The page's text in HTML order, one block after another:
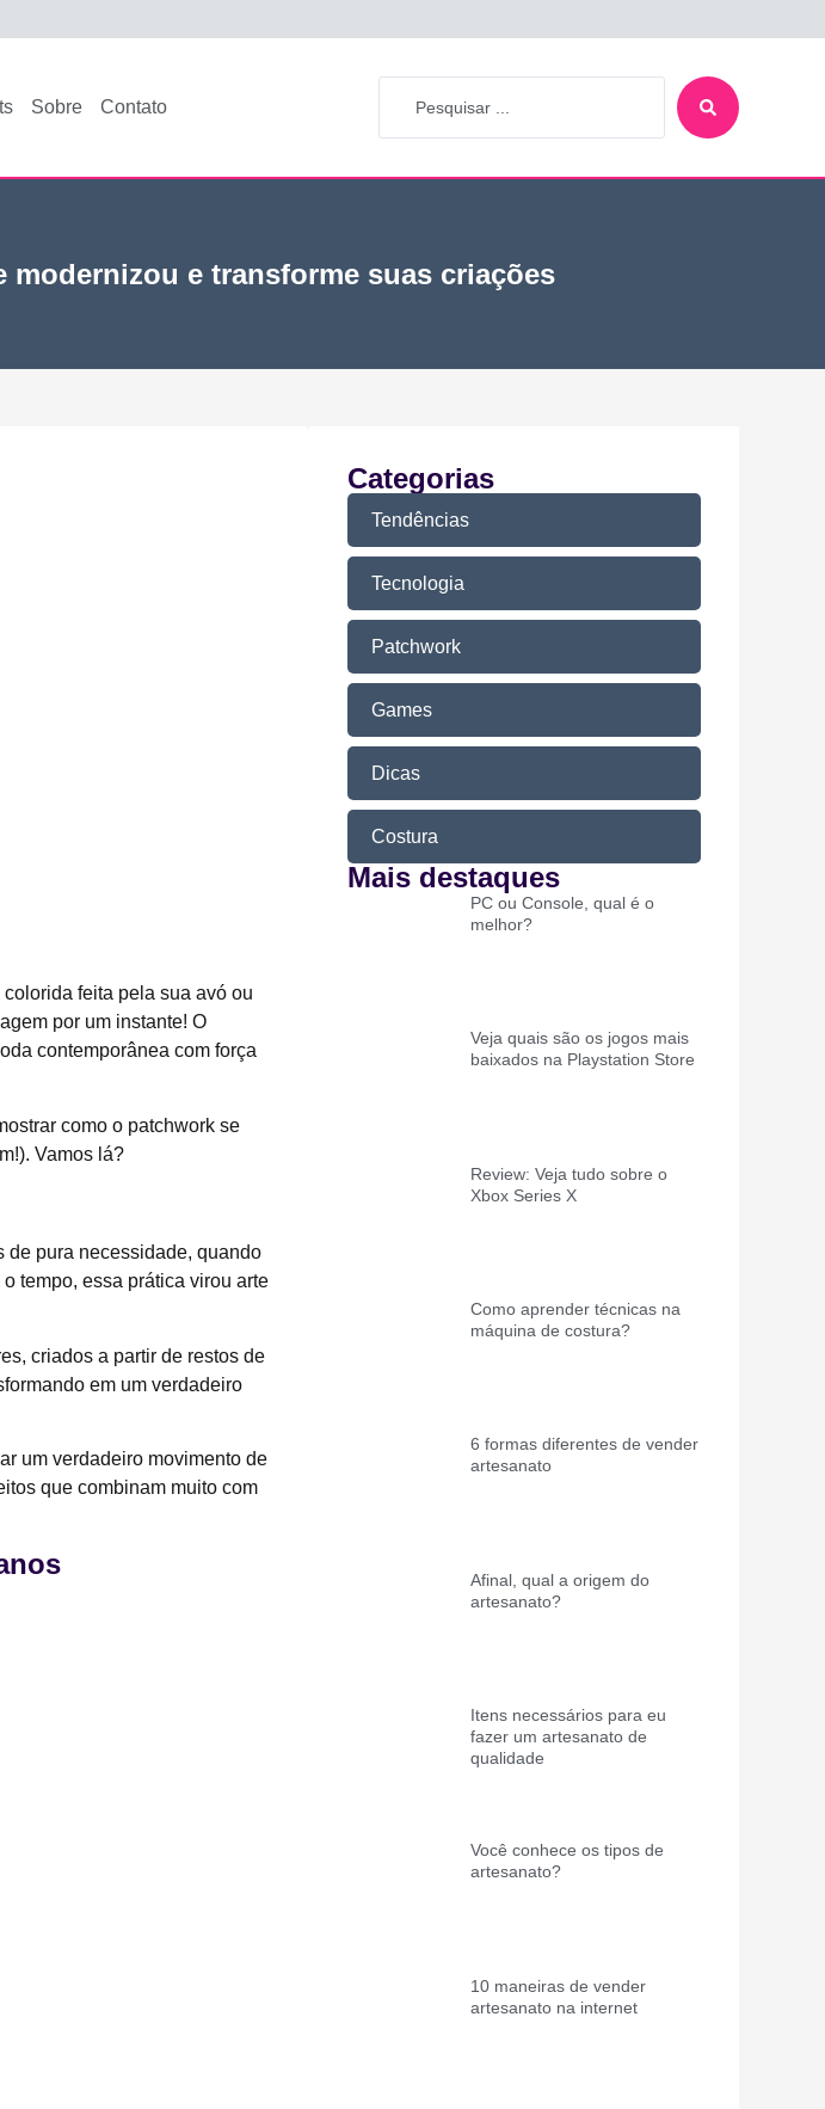
Sobre Contato
modernizou e transforme suas criações
feita pela sua avó ou
por um instante! O
contemporânea com força
como o patchwork se
Vamos lá?
de pura necessidade, quando
tempo, essa prática virou arte
criados a partir de restos de
em um verdadeiro
um verdadeiro movimento de
que combinam muito com
Categorias
Tendências
Tecnologia
Patchwork
Games
Dicas
Costura
Mais destaques
PC ou Console, qual é o
melhor?
Veja quais são os jogos mais
baixados na Playstation Store
Review: Veja tudo sobre o
Xbox Series X
Como aprender técnicas na
máquina de costura?
6 formas diferentes de vender
artesanato
Afinal, qual a origem do
artesanato?
Itens necessários para eu
fazer um artesanato de
qualidade
Você conhece os tipos de
artesanato?
10 maneiras de vender
artesanato na internet